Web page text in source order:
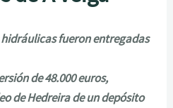
fueron entregadas
de 48.000 euros,
de Hedreira de un depósito